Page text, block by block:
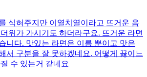
식혀주지만 이열치열이라고 뜨거운 음
위가 가시기도 하더라구요. 뜨거운 라면
니다. 맛있는 라면은 이름 뿐이고 맛은
서 구분을 잘 못하겠네요. 어떻게 끓이느
수 있는거 같네요